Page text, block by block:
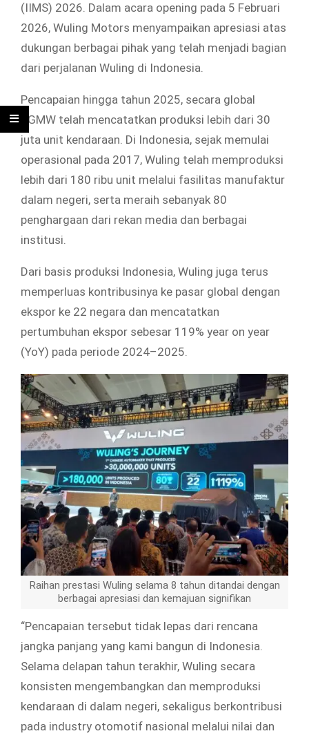
(IIMS) 2026. Dalam acara opening pada 5 Februari
2026, Wuling Motors menyampaikan apresiasi atas
dukungan berbagai pihak yang telah menjadi bagian
dari perjalanan Wuling di Indonesia.
Pencapaian hingga tahun 2025, secara global
SGMW telah mencatatkan produksi lebih dari 30
juta unit kendaraan. Di Indonesia, sejak memulai
operasional pada 2017, Wuling telah memproduksi
lebih dari 180 ribu unit melalui fasilitas manufaktur
dalam negeri, serta meraih sebanyak 80
penghargaan dari rekan media dan berbagai
institusi.
Dari basis produksi Indonesia, Wuling juga terus
memperluas kontribusinya ke pasar global dengan
ekspor ke 22 negara dan mencatatkan
pertumbuhan ekspor sebesar 119% year on year
(YoY) pada periode 2024–2025.
Raihan prestasi Wuling selama 8 tahun ditandai dengan
berbagai apresiasi dan kemajuan signifikan
“Pencapaian tersebut tidak lepas dari rencana
jangka panjang yang kami bangun di Indonesia.
Selama delapan tahun terakhir, Wuling secara
konsisten mengembangkan dan memproduksi
kendaraan di dalam negeri, sekaligus berkontribusi
pada industry otomotif nasional melalui nilai dan